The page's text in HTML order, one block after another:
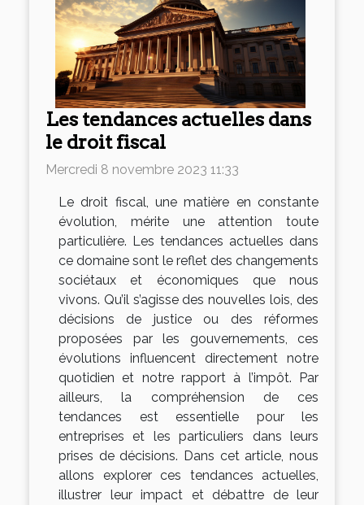
Les tendances actuelles dans
le droit fiscal
Mercredi 8 novembre 2023 11:33
Le droit fiscal, une matière en constante
évolution, mérite une attention toute
particulière. Les tendances actuelles dans
ce domaine sont le reflet des changements
sociétaux et économiques que nous
vivons. Qu’il s’agisse des nouvelles lois, des
décisions de justice ou des réformes
proposées par les gouvernements, ces
évolutions influencent directement notre
quotidien et notre rapport à l’impôt. Par
ailleurs, la compréhension de ces
tendances est essentielle pour les
entreprises et les particuliers dans leurs
prises de décisions. Dans cet article, nous
allons explorer ces tendances actuelles,
illustrer leur impact et débattre de leur